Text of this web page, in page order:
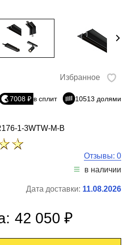
1-3WTW-M-B
Избранное
7008 ₽ в сплит
10513 долями
Отзывы: 0
в наличии
Дата доставки: 11.08.2026
42 050 ₽